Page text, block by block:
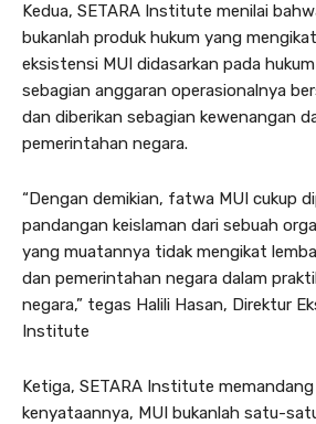
Kedua, SETARA Institute menilai
bukanlah produk hukum yang
eksistensi MUI didasarkan pada
sebagian anggaran operasionalnya
dan diberikan sebagian kewenangan
pemerintahan negara.
“Dengan demikian, fatwa MUI cukup
pandangan keislaman dari sebuah
yang muatannya tidak mengikat
dan pemerintahan negara dalam
negara,” tegas Halili Hasan, Direktur
Institute
Ketiga, SETARA Institute
kenyataannya, MUI bukanlah satu-